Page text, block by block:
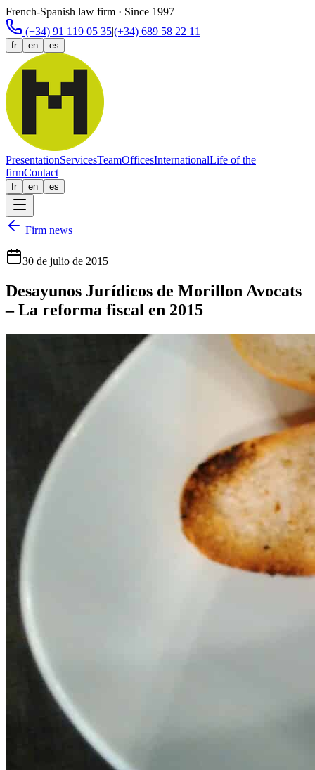
French-Spanish law firm · Since 1997
(+34) 91 119 05 35|(+34) 689 58 22 11
fr en es
PresentationServicesTeamOfficesInternationalLife of the
firmContact
fr en es
Firm news
30 de julio de 2015
Desayunos Jurídicos de Morillon Avocats
– La reforma fiscal en 2015